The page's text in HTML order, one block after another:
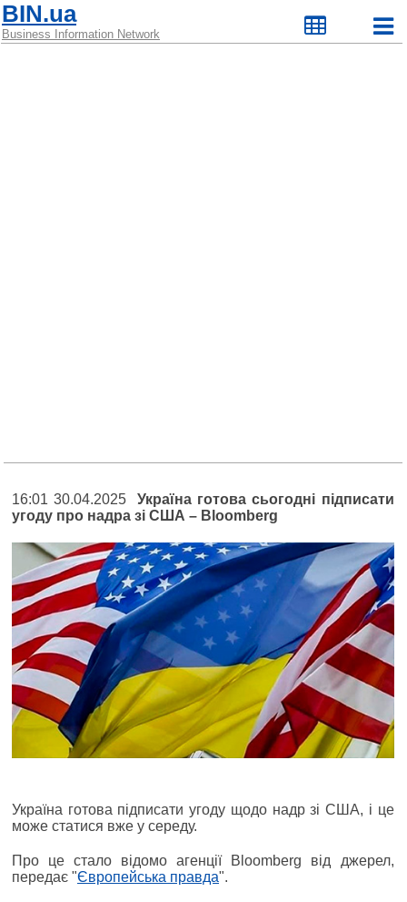
BIN.ua
Business Information Network
16:01 30.04.2025Україна готова сьогодні підписати
угоду про надра зі США – Bloomberg
Україна готова підписати угоду щодо надр зі США, і це
може статися вже у середу.
Про це стало відомо агенції Bloomberg від джерел,
передає "Європейська правда".